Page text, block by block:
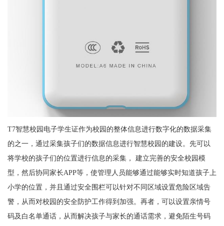
T7智慧校园电子学生证作为校园的整体信息进行数字化的数据采集
的之一，通过采集孩子们的数据信息进行智慧校园的建设。先可以
将学校的孩子们的位置进行信息的采集， 建立完善的安全校园模
型，然后协同家长APP等，使管理人员能够通过能够实时知道孩子上
小学的位置，并且通过安全围栏可以针对不同区域设置危险区域告
警，从而对校园的安全防护工作得到加强。再者，可以设置亲情号
码及白名单通话，从而解决孩子与家长的通话需求，避免陌生号码